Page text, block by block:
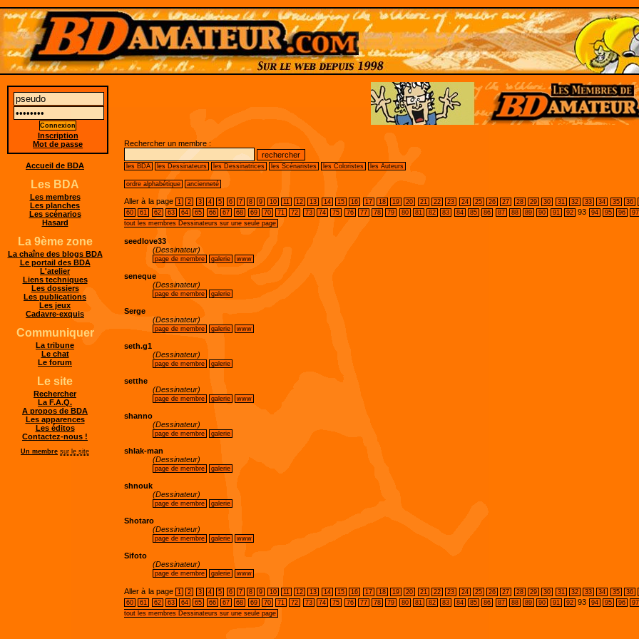
Rechercher un membre :
les BDA les Dessinateurs les Dessinatrices les Scénaristes les Coloristes les Auteurs
ordre alphabétique ancienneté
Aller à la page 1 2 3 4 5 6 7 8 9 10 11 12 13 14 15 16 17 18 19 20 21 22 23 24 25 26 27 28 29 30 31 32 33 34 35 36
60
61 62 63 64 65 66 67 68 69 70 71 72 73 74 75 76 77 78 79 80 81 82 83 84 85 86 87 88 89 90 91 92 93 94 95 96 97
tout les membres Dessinateurs sur une seule page
seedlove33
(Dessinateur)
page de membre galerie www
seneque
(Dessinateur)
page de membre galerie
Serge
(Dessinateur)
page de membre galerie www
seth.g1
(Dessinateur)
page de membre galerie
setthe
(Dessinateur)
page de membre galerie www
shanno
(Dessinateur)
page de membre galerie
shlak-man
(Dessinateur)
page de membre galerie
shnouk
(Dessinateur)
page de membre galerie
Shotaro
(Dessinateur)
page de membre galerie www
Sifoto
(Dessinateur)
page de membre galerie www
Aller à la page 1 2 3 4 5 6 7 8 9 10 11 12 13 14 15 16 17 18 19 20 21 22 23 24 25 26 27 28 29 30 31 32 33 34 35 36
60
61 62 63 64 65 66 67 68 69 70 71 72 73 74 75 76 77 78 79 80 81 82 83 84 85 86 87 88 89 90 91 92 93 94 95 96 97
tout les membres Dessinateurs sur une seule page
Inscription
Mot de passe
Accueil de BDA
Les BDA
Les membres
Les planches
Les scénarios
Hasard
La 9ème zone
La chaîne des blogs BDA
Le portail des BDA
L'atelier
Liens techniques
Les dossiers
Les publications
Les jeux
Cadavre-exquis
Communiquer
La tribune
Le chat
Le forum
Le site
Rechercher
La F.A.Q.
A propos de BDA
Les apparences
Les éditos
Contactez-nous !
Un membre sur le site